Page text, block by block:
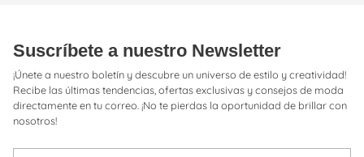
Suscríbete a nuestro Newsletter
¡Únete a nuestro boletín y descubre un universo de estilo y creatividad!
Recibe las últimas tendencias, ofertas exclusivas y consejos de moda
directamente en tu correo. ¡No te pierdas la oportunidad de brillar con
nosotros!